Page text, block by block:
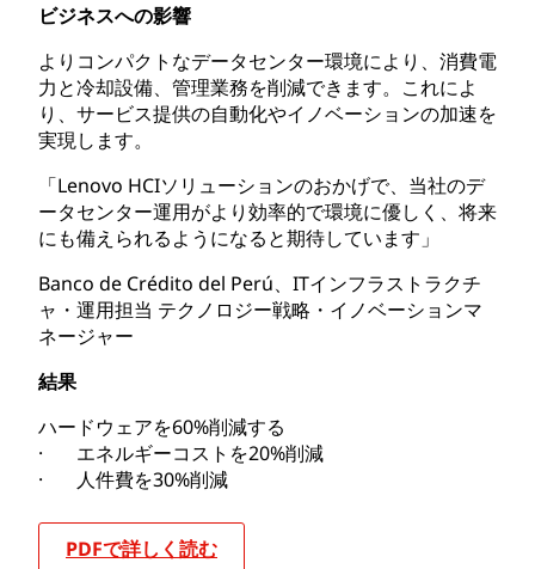
ビジネスへの影響
よりコンパクトなデータセンター環境により、消費電
力と冷却設備、管理業務を削減できます。これによ
り、サービス提供の自動化やイノベーションの加速を
実現します。
「Lenovo HCIソリューションのおかげで、当社のデ
ータセンター運用がより効率的で環境に優しく、将来
にも備えられるようになると期待しています」
Banco de Crédito del Perú、ITインフラストラクチ
ャ・運用担当 テクノロジー戦略・イノベーションマ
ネージャー
結果
ハードウェアを60%削減する
· エネルギーコストを20%削減
· 人件費を30%削減
PDFで詳しく読む